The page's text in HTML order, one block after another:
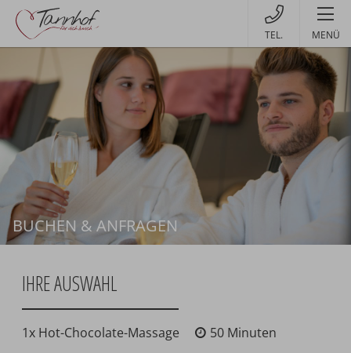
MENÜ
BUCHEN & ANFRAGEN Buchen
IHRE AUSWAHL
1x Hot-Chocolate-Massage 50 Minuten